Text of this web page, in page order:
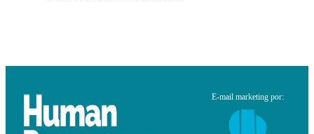
E-mail marketing por: